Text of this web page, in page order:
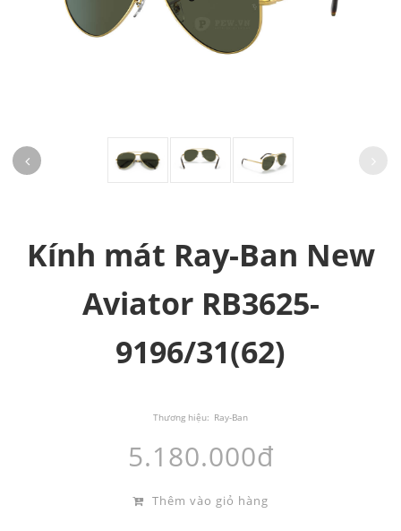
Kính mát Ray-Ban New
Aviator RB3625-
9196/31(62)
Thương hiệu: Ray-Ban
5.180.000đ
Thêm vào giỏ hàng